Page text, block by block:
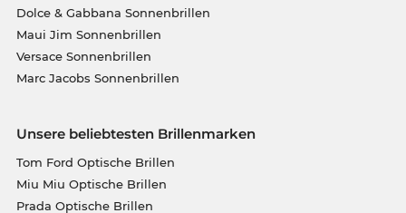
Dolce & Gabbana Sonnenbrillen
Maui Jim Sonnenbrillen
Versace Sonnenbrillen
Marc Jacobs Sonnenbrillen
Unsere beliebtesten Brillenmarken
Tom Ford Optische Brillen
Miu Miu Optische Brillen
Prada Optische Brillen